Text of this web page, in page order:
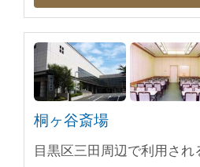
桐ヶ谷斎場
目黒区三田周辺で利用さ